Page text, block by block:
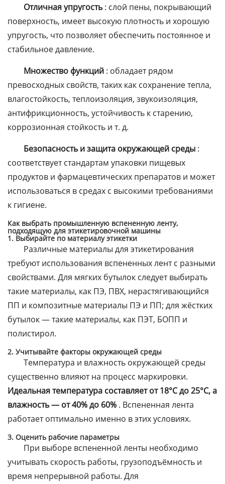
Отличная упругость: слой пены, покрывающий
поверхность, имеет высокую плотность и хорошую
упругость, что позволяет обеспечить постоянное и
стабильное давление.
Множество функций : обладает рядом
превосходных свойств, таких как сохранение тепла,
влагостойкость, теплоизоляция, звукоизоляция,
антифрикционность, устойчивость к старению,
коррозионная стойкость и т. д.
Безопасность и защита окружающей среды :
соответствует стандартам упаковки пищевых
продуктов и фармацевтических препаратов и может
использоваться в средах с высокими требованиями
к гигиене.
Как выбрать промышленную вспененную ленту,
подходящую для этикетировочной машины
1. Выбирайте по материалу этикетки
Различные материалы для этикетирования
требуют использования вспененных лент с разными
свойствами. Для мягких бутылок следует выбирать
такие материалы, как ПЭ, ПВХ, нерастягивающийся
ПП и композитные материалы ПЭ и ПП; для жёстких
бутылок — такие материалы, как ПЭТ, БОПП и
полистирол.
2. Учитывайте факторы окружающей среды
Температура и влажность окружающей среды
существенно влияют на процесс маркировки.
Идеальная температура составляет от 18°C до 25°C, а
влажность — от 40% до 60% . Вспененная лента
работает оптимально именно в этих условиях.
3. Оценить рабочие параметры
При выборе вспененной ленты необходимо
учитывать скорость работы, грузоподъёмность и
время непрерывной работы. Для